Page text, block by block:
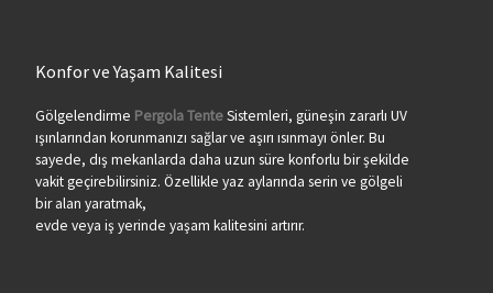
Konfor ve Yaşam Kalitesi
Gölgelendirme Pergola TenteSistemleri, güneşin zararlı UV
ışınlarından korunmanızı sağlar ve aşırı ısınmayı önler. Bu
sayede, dış mekanlarda daha uzun süre konforlu bir şekilde
vakit geçirebilirsiniz. Özellikle yaz aylarında serin ve gölgeli
bir alan yaratmak,
evde veya iş yerinde yaşam kalitesini artırır.